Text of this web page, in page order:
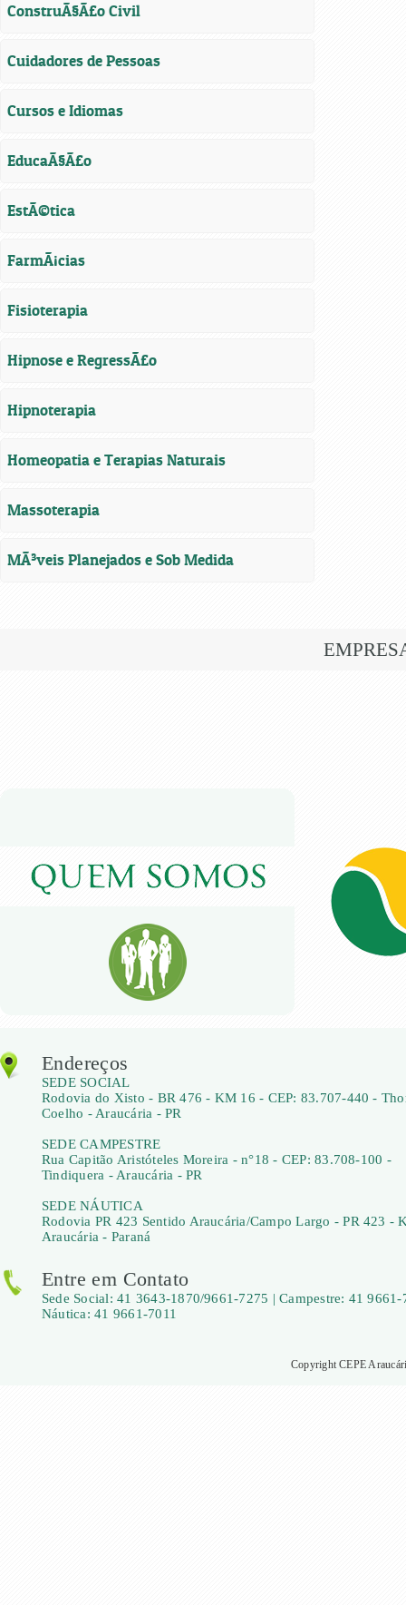
ConstruÃ§Ã£o Civil
Cuidadores de Pessoas
Cursos e Idiomas
EducaÃ§Ã£o
EstÃ©tica
FarmÃ¡cias
Fisioterapia
Hipnose e RegressÃ£o
Hipnoterapia
Homeopatia e Terapias Naturais
Massoterapia
MÃ³veis Planejados e Sob Medida
Endereços
SEDE SOCIAL
Rodovia do Xisto - BR 476 - KM 16 - CEP: 83.707-440 -
Coelho - Araucária - PR
SEDE CAMPESTRE
Rua Capitão Aristóteles Moreira - n°18 - CEP: 83.708-100 -
Tindiquera - Araucária - PR
SEDE NÁUTICA
Rodovia PR 423 Sentido Araucária/Campo Largo - PR 423 -
Araucária - Paraná
Entre em Contato
Sede Social: 41 3643-1870/9661-7275 | Campestre: 41 9661-
Náutica: 41 9661-7011
Copyright CEPE